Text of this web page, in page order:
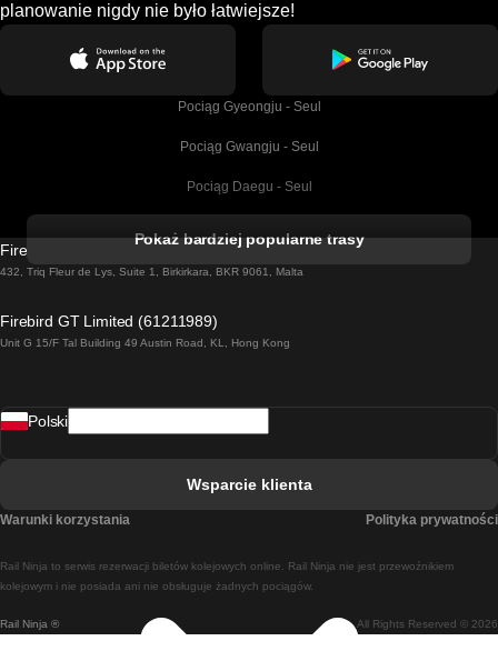
planowanie nigdy nie było łatwiejsze!
Pociąg Gyeongju - Seul
Pociąg Gwangju - Seul
Pociąg Daegu - Seul
Pociąg Dublin - Galway
Pociąg Rzym - Neapol
Pociąg Madryt - Lizbona
Pociąg Madryt - Barcelona
Pokaż bardziej popularne trasy
Firebird GT Limited (OC 1451)
432, Triq Fleur de Lys, Suite 1, Birkirkara, BKR 9061, Malta
Firebird GT Limited (61211989)
Unit G 15/F Tal Building 49 Austin Road, KL, Hong Kong
Rail Ninja ® All Rights Reserved © 2026
Rail Ninja to serwis rezerwacji biletów kolejowych online. Rail Ninja nie jest przewoźnikiem
kolejowym i nie posiada ani nie obsługuje żadnych pociągów.
Polski
Wsparcie klienta
Warunki korzystania Polityka prywatności